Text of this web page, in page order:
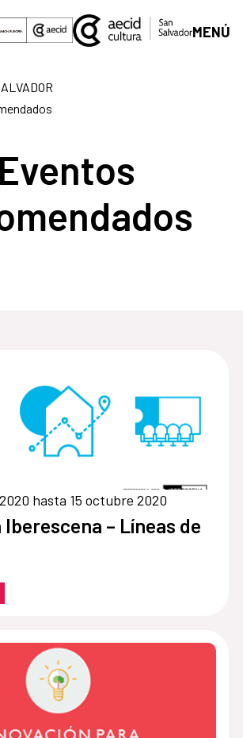
principal
MENÚ
Eventos
hasta 15 octubre 2020
– Líneas de